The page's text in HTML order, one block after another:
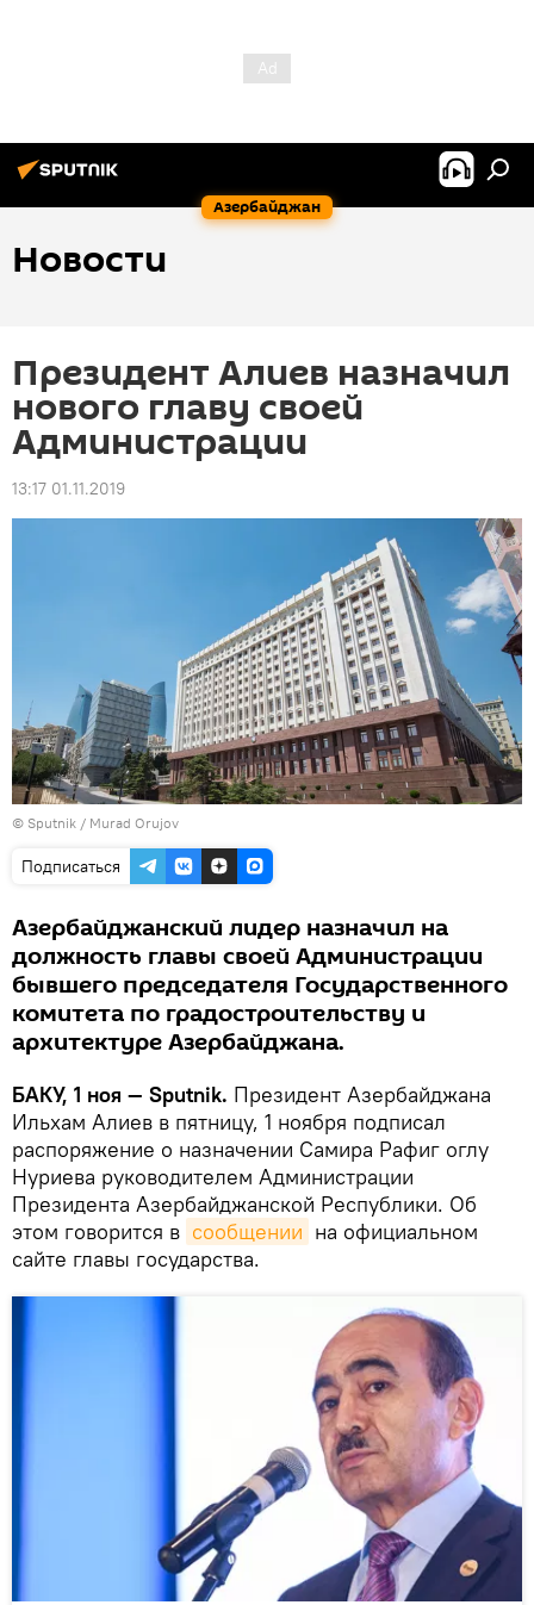
Азербайджан
Новости
Президент Алиев назначил
нового главу своей
Администрации
13:17 01.11.2019
© Sputnik / Murad Orujov
Подписаться
Азербайджанский лидер назначил на
должность главы своей Администрации
бывшего председателя Государственного
комитета по градостроительству и
архитектуре Азербайджана.
БАКУ, 1 ноя — Sputnik. Президент Азербайджана
Ильхам Алиев в пятницу, 1 ноября подписал
распоряжение о назначении Самира Рафиг оглу
Нуриева руководителем Администрации
Президента Азербайджанской Республики. Об
этом говорится в сообщении на официальном
сайте главы государства.